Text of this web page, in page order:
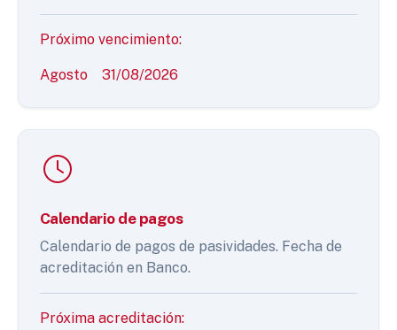
Próximo vencimiento:
Agosto 31/08/2026
Calendario de pagos
Calendario de pagos de pasividades. Fecha de
acreditación en Banco.
Próxima acreditación: